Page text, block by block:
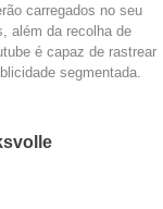
carregados no seu
além da recolha de
é capaz de rastrear
segmentada.